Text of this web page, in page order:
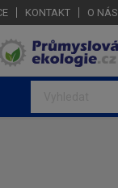
KONTAKT O NÁS